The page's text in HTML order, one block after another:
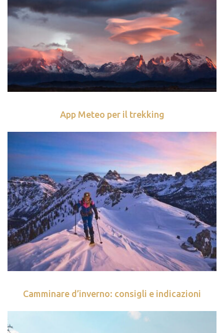
App Meteo per il trekking
Camminare d’inverno: consigli e indicazioni